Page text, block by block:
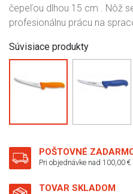
čepeľou dlhou 15 cm . Nôž
profesionálnu prácu na
Súvisiace produkty
POŠTOVNÉ
Pri objednávke nad 100,00 €
TOVAR SKLADOM